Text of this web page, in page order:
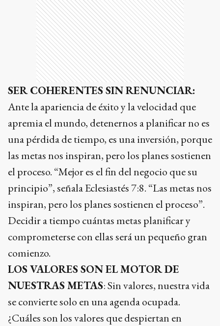
SER COHERENTES SIN RENUNCIAR:
Ante la apariencia de éxito y la velocidad que
apremia el mundo, detenernos a planificar no es
una pérdida de tiempo, es una inversión, porque
las metas nos inspiran, pero los planes sostienen
el proceso. “Mejor es el fin del negocio que su
principio”, señala Eclesiastés 7:8. “Las metas nos
inspiran, pero los planes sostienen el proceso”.
Decidir a tiempo cuántas metas planificar y
comprometerse con ellas será un pequeño gran
comienzo.
LOS VALORES SON EL MOTOR DE
NUESTRAS METAS: Sin valores, nuestra vida
se convierte solo en una agenda ocupada.
¿Cuáles son los valores que despiertan en